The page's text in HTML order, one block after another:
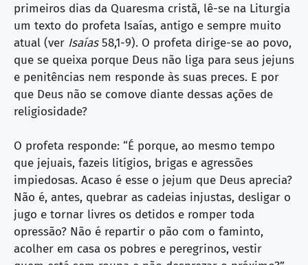
primeiros dias da Quaresma cristã, lê-se na Liturgia
um texto do profeta Isaías, antigo e sempre muito
atual (ver Isaías58,1-9). O profeta dirige-se ao povo,
que se queixa porque Deus não liga para seus jejuns
e penitências nem responde às suas preces. E por
que Deus não se comove diante dessas ações de
religiosidade?
O profeta responde: “É porque, ao mesmo tempo
que jejuais, fazeis litígios, brigas e agressões
impiedosas. Acaso é esse o jejum que Deus aprecia?
Não é, antes, quebrar as cadeias injustas, desligar o
jugo e tornar livres os detidos e romper toda
opressão? Não é repartir o pão com o faminto,
acolher em casa os pobres e peregrinos, vestir